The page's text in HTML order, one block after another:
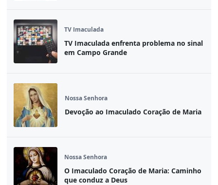
TV Imaculada
TV Imaculada enfrenta problema no sinal
em Campo Grande
Nossa Senhora
Devoção ao Imaculado Coração de Maria
Nossa Senhora
O Imaculado Coração de Maria: Caminho
que conduz a Deus